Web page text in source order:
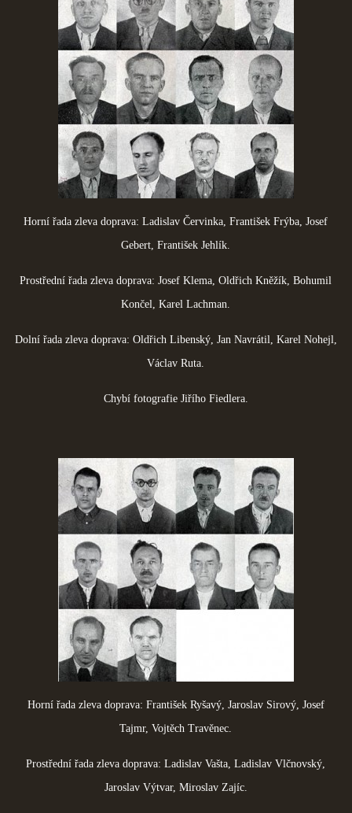
Horní řada zleva doprava: Ladislav Červinka, František Frýba, Josef
Gebert, František Jehlík.
Prostřední řada zleva doprava: Josef Klema, Oldřich Kněžík, Bohumil
Končel, Karel Lachman.
Dolní řada zleva doprava: Oldřich Libenský, Jan Navrátil, Karel Nohejl,
Václav Ruta.
Chybí fotografie Jiřího Fiedlera.
Horní řada zleva doprava: František Ryšavý, Jaroslav Sirový, Josef
Tajmr, Vojtěch Travěnec.
Prostřední řada zleva doprava: Ladislav Vašta, Ladislav Vlčnovský,
Jaroslav Výtvar, Miroslav Zajíc.